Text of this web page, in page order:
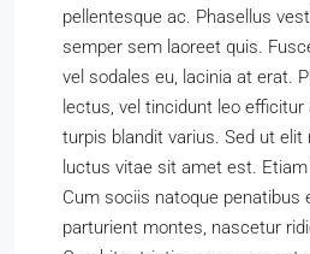
pellentesque ac. Phasellus
semper sem laoreet quis.
vel sodales eu, lacinia at erat.
lectus, vel tincidunt leo
turpis blandit varius. Sed ut
luctus vitae sit amet est.
Cum sociis natoque penatibus
parturient montes, nascetur